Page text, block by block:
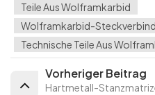
Teile Aus Wolframkarbid
Wolframkarbid-
Technische Teile Aus
Vorheriger Beitrag
Hartmetall-